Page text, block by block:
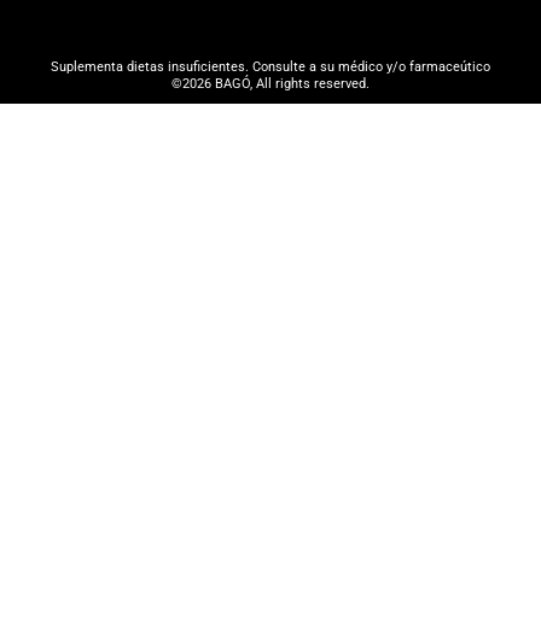
Suplementa dietas insuficientes. Consulte a su médico y/o farmaceútico
©2026 BAGÓ, All rights reserved.